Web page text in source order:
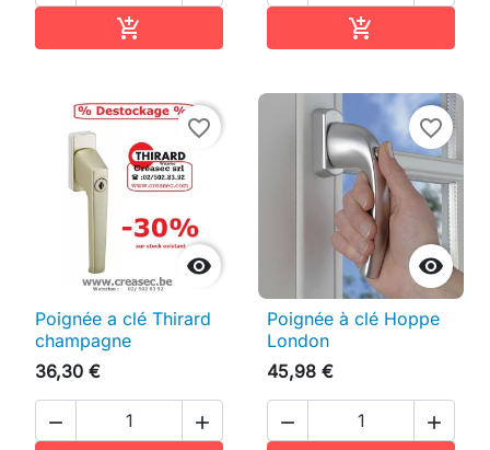
 

favorite_border
Poignée a clé Thirard
champagne
36,30 €
 

favorite_border
Poignée à clé Hoppe
London
45,98 €
 